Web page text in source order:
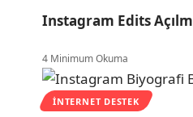
Instagram Edits
4 Minimum Okuma
İNTERNET DESTEK